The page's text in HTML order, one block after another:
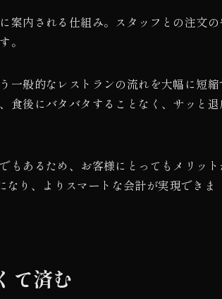
案内される仕組み。スタッフとの注文の
。
一般的なレストランの流れを大幅に短縮
食後にバタバタすることなく、サッと退
もあるため、お客様にとってもメリット
り、よりスマートな会計が実現できま
て済む